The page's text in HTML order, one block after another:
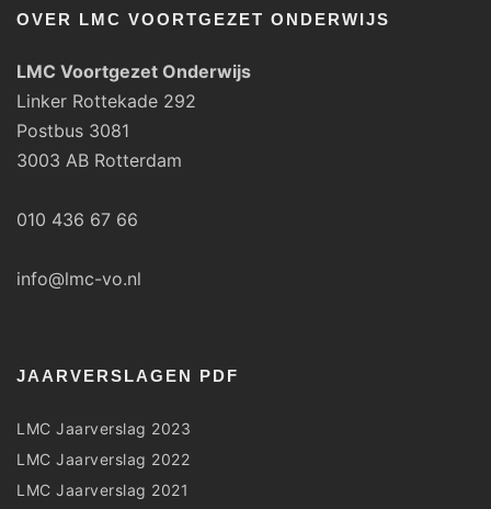
OVER LMC VOORTGEZET ONDERWIJS
LMC Voortgezet Onderwijs
Linker Rottekade 292
Postbus 3081
3003 AB Rotterdam
010 436 67 66
info@lmc-vo.nl
JAARVERSLAGEN PDF
LMC Jaarverslag 2023
LMC Jaarverslag 2022
LMC Jaarverslag 2021